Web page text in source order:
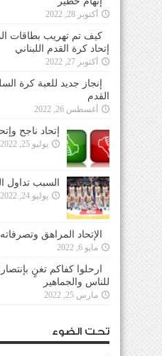
أكتوبر 28, 2022
كيف تم تهريب بطاقات
إتحاد كرة القدم اللبناني
أكتوبر 27, 2022
إنجاز جديد للعبة كرة
القدم
أغسطس 26, 2022
إتحاد ناجح
يوليو 25, 2022
السبب تداول
يوليو 24, 2022
الإتحاد المراهق
مايو 6, 2022
ارحلوا كفاكم تغنٍ
للناس والجماهير
مارس 25, 2022
تحت الضوء